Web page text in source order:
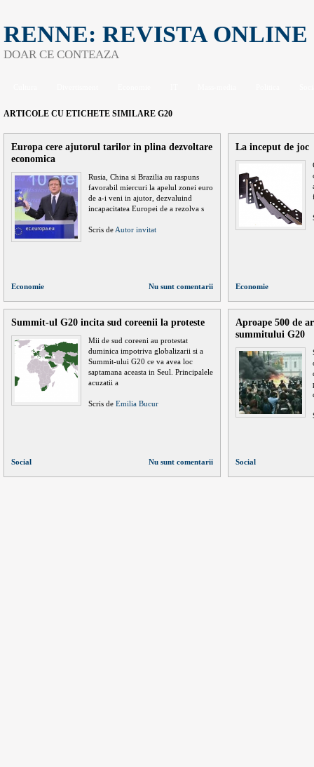
RENNE: REVISTA ONLINE
DOAR CE CONTEAZA
ARTICOLE CU ETICHETE SIMILARE G20
Europa cere ajutorul tarilor in plina dezvoltare
economica
Rusia, China si Brazilia au raspuns
favorabil miercuri la apelul zonei euro
de a-i veni in ajutor, dezvaluind
incapacitatea Europei de a rezolva s
Scris de Autor invitat
Economie Nu sunt comentarii
La inceput de joc
Economie
Summit-ul G20 incita sud coreenii la proteste
Mii de sud coreeni au protestat
duminica impotriva globalizarii si a
Summit-ului G20 ce va avea loc
saptamana aceasta in Seul. Principalele
acuzatii a
Scris de Emilia Bucur
Social Nu sunt comentarii
Aproape 500 de
summitului G20
Social